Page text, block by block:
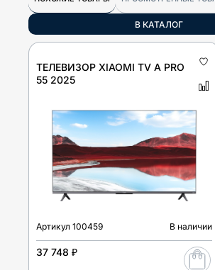
В КАТАЛОГ
ТЕЛЕВИЗОР XIAOMI TV A PRO
55 2025
Артикул 100459 В наличии
37 748 ₽